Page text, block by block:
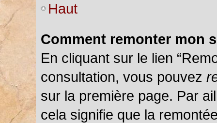
Haut
Comment remonter mon
En cliquant sur le lien
consultation, vous pouvez
sur la première page. Par
cela signifie que la